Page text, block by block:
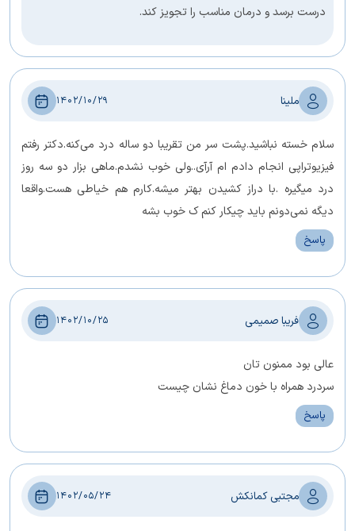
درست برسد و درمان مناسب را تجویز کند.
ملینا 1402/10/29
سلام خسته نباشید.پشت سر من تقریبا دو ساله درد می‌کنه.دکتر رفتم
فیزیوتراپی انجام دادم ام آرآی..ولی خوب نشدم.ماهی بزار دو سه روز
درد میگیره .با دراز کشیدن بهتر میشه.کارم هم خیاطی هست.واقعا
دیگه نمی‌دونم باید چیکار کنم ک خوب بشه
پاسخ
فریبا صمیمی 1402/10/25
عالی بود ممنون تان
سردرد همراه با خون دماغ نشان چیست
پاسخ
مجتبی کمانکش 1402/05/24